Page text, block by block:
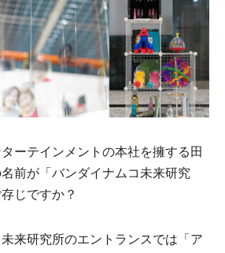
ーテインメントの本社を擁する田
前が「バンダイナムコ未来研究
じですか？
来研究所のエントランスでは「ア